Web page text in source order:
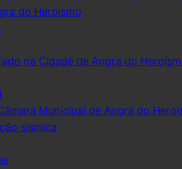
do Heroísmo
na Cidade de Angra do
Municipal de Angra do
sísmica